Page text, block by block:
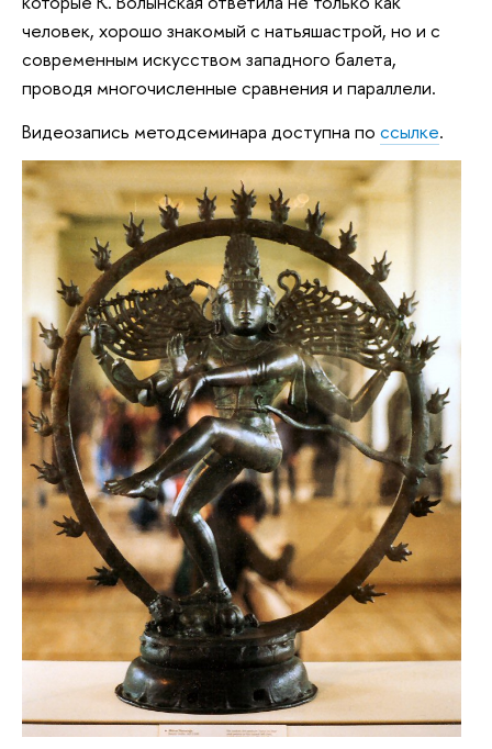
человек, хорошо знакомый с натьяшастрой, но и с
современным искусством западного балета,
проводя многочисленные сравнения и параллели.
Видеозапись методсеминара доступна по ссылке.